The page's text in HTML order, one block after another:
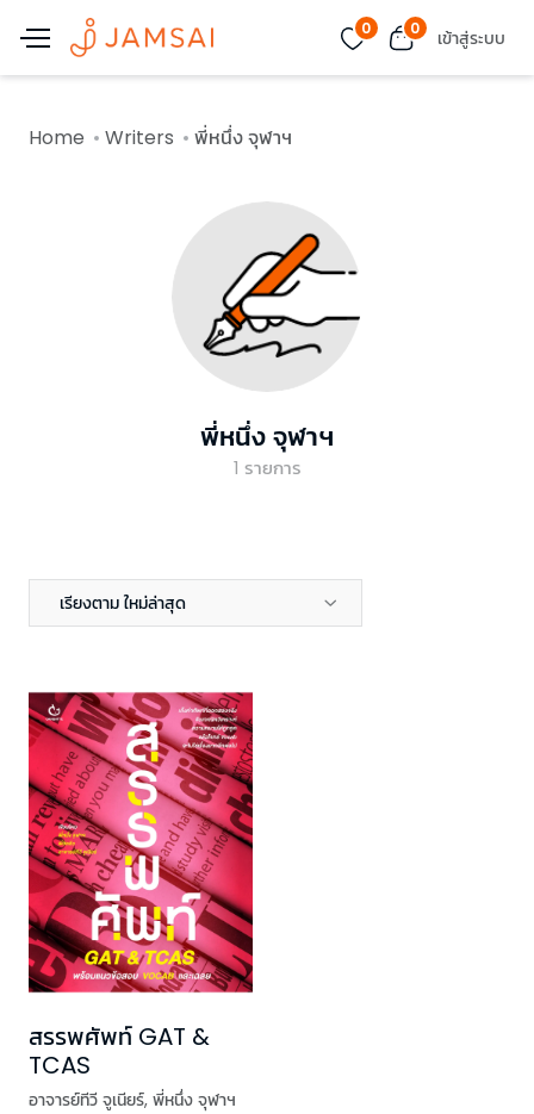
0 0 เข้าสู่ระบบ
Home Writers พี่หนึ่ง จุฬาฯ
พี่หนึ่ง จุฬาฯ
1 รายการ
เรียงตาม ใหม่ล่าสุด
สรรพศัพท์ GAT &
TCAS
อาจารย์ทีวี จูเนียร์, พี่หนึ่ง จุฬาฯ